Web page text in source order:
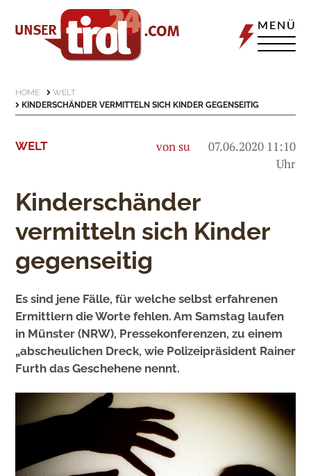
MENÜ
HOME
WELT
KINDERSCHÄNDER VERMITTELN SICH KINDER GEGENSEITIG
WELT von su
07.06.2020 11:10
Uhr
Kinderschänder
vermitteln sich Kinder
gegenseitig
Es sind jene Fälle, für welche selbst erfahrenen
Ermittlern die Worte fehlen. Am Samstag laufen
in Münster (NRW), Pressekonferenzen, zu einem
„abscheulichen Dreck, wie Polizeipräsident Rainer
Furth das Geschehene nennt.